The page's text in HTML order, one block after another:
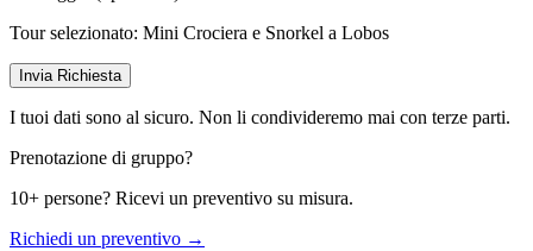
Tour selezionato: Mini Crociera e Snorkel a Lobos
Invia Richiesta
I tuoi dati sono al sicuro. Non li condivideremo mai con terze parti.
Prenotazione di gruppo?
10+ persone? Ricevi un preventivo su misura.
Richiedi un preventivo →